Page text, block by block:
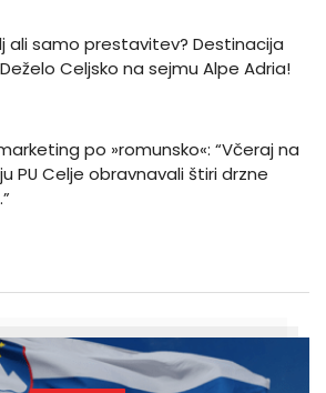
ali samo prestavitev? Destinacija
Celjsko na sejmu Alpe Adria!
po »romunsko«: “Včeraj na
PU Celje obravnavali štiri drzne